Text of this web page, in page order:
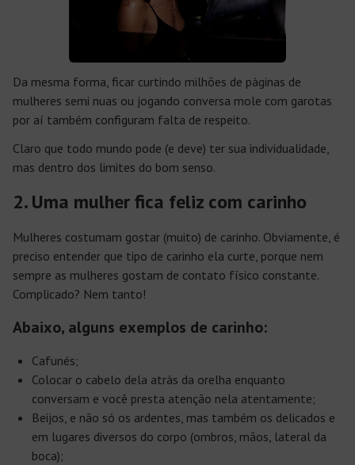
Da mesma forma, ficar curtindo milhões de páginas de
mulheres semi nuas ou jogando conversa mole com garotas
por aí também configuram falta de respeito.
Claro que todo mundo pode (e deve) ter sua individualidade,
mas dentro dos limites do bom senso.
2. Uma mulher fica feliz com carinho
Mulheres costumam gostar (muito) de carinho. Obviamente, é
preciso entender que tipo de carinho ela curte, porque nem
sempre as mulheres gostam de contato físico constante.
Complicado? Nem tanto!
Abaixo, alguns exemplos de carinho:
Cafunés;
Colocar o cabelo dela atrás da orelha enquanto
conversam e você presta atenção nela atentamente;
Beijos, e não só os ardentes, mas também os delicados e
em lugares diversos do corpo (ombros, mãos, lateral da
boca);